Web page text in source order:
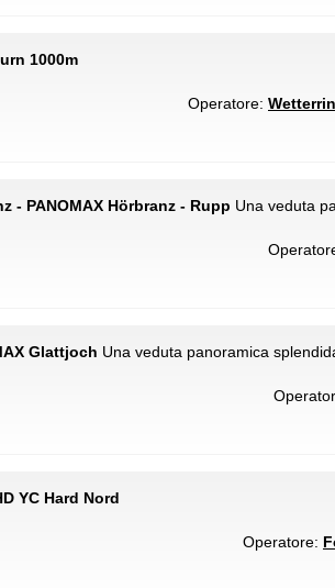
1000m
Operatore:
- PANOMAX Hörbranz - Rupp Una veduta
Glattjoch Una veduta panoramica
YC Hard Nord
Operatore: